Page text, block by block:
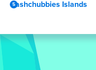
Cashchubbies Islands